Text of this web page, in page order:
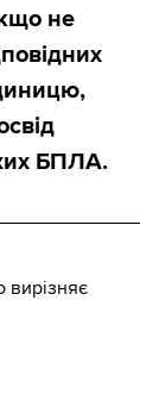
не
БПЛА.